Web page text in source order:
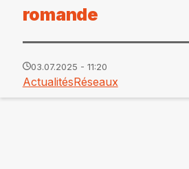
romande
03.07.2025 - 11:20
ActualitésRéseaux